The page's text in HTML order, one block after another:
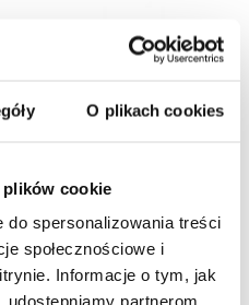
O plikach cookies
cookie
spersonalizowania treści
społecznościowe i
Informacje o tym, jak
partnerom